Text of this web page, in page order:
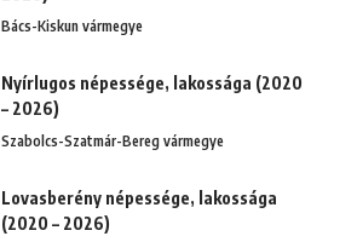
Bács-Kiskun vármegye
Nyírlugos népessége, lakossága (2020
– 2026)
Szabolcs-Szatmár-Bereg vármegye
Lovasberény népessége, lakossága
(2020 – 2026)